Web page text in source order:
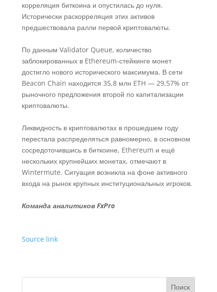
корреляция биткоина и опустилась до нуля.
Исторически раскорреляция этих активов
предшествовала ралли первой криптовалюты.
По данным Validator Queue, количество
заблокированных в Ethereum-стейкинге монет
достигло нового исторического максимума. В сети
Beacon Chain находится 35,8 млн ETH — 29,57% от
рыночного предложения второй по капитализации
криптовалюты.
Ликвидность в криптовалютах в прошедшем году
перестала распределяться равномерно, в основном
сосредоточившись в биткоине, Ethereum и ещё
нескольких крупнейших монетах, отмечают в
Wintermute. Ситуация возникла на фоне активного
входа на рынок крупных институциональных игроков.
Команда аналитиков FxPro
Source link
Поиск